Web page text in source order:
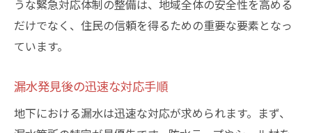
うな緊急対応体制の整備は、地域全体の安全性を高める
だけでなく、住民の信頼を得るための重要な要素となっ
ています。
漏水発見後の迅速な対応手順
地下における漏水は迅速な対応が求められます。まず、